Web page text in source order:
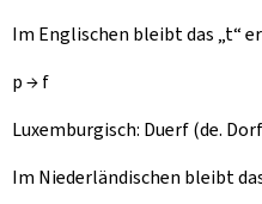
Im Englischen bleibt das „t“
p → f
Luxemburgisch: Duerf(de.
Im Niederländischen bleibt